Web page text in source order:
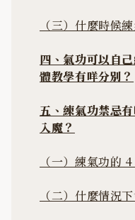
（三）什麼時候
四、氣功可以自
體教學有咩分別？
五、練氣功禁忌
入魔？
（一）練氣功的
（二）什麼情況